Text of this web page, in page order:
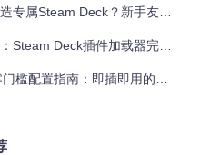
时，建议先浏览"推荐插件"分
Deck？新手友好的插件加载器全攻略
Deck插件加载器完整指南
：即插即用的Windows控制器映射工具